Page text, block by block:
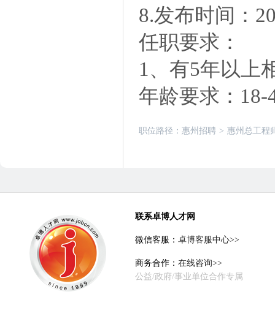
8.发布时间：
任职要求：
1、有5年以上
年龄要求：18-
职位路径： 惠州招聘 > 惠州总工程
联系卓博人才网
微信客服： 卓博客服中心>>
商务合作： 在线咨询>>
公益/政府/事业单位合作专属